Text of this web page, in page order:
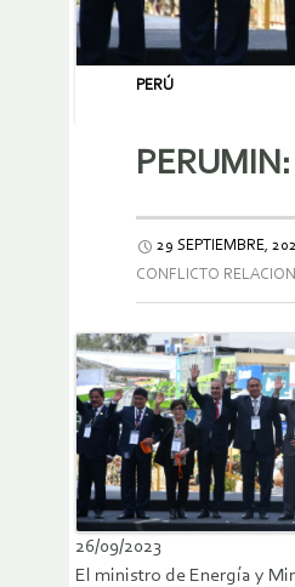
PERÚ
29 SEPTIEMBRE,
CONFLICTO
26/09/2023
El ministro de Energía y